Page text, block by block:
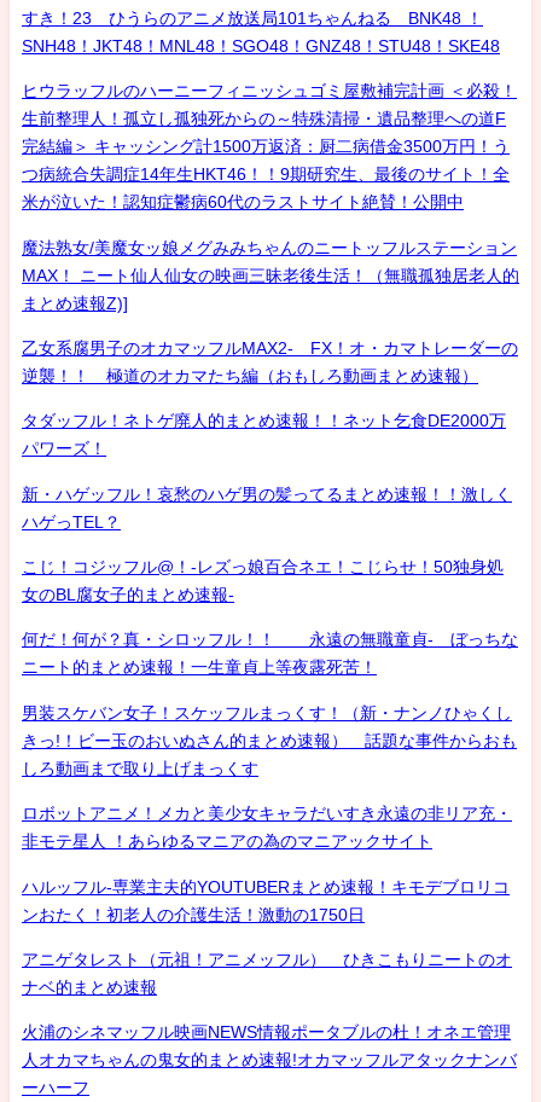
すき！23 ひうらのアニメ放送局101ちゃんねる BNK48 ！
SNH48！JKT48！MNL48！SGO48！GNZ48！STU48！SKE48
ヒウラッフルのハーニーフィニッシュゴミ屋敷補完計画 ＜必殺！
生前整理人！孤立し孤独死からの～特殊清掃・遺品整理への道F
完結編＞ キャッシング計1500万返済：厨二病借金3500万円！う
つ病統合失調症14年生HKT46！！9期研究生、最後のサイト！全
米が泣いた！認知症鬱病60代のラストサイト絶賛！公開中
魔法熟女/美魔女ッ娘メグみみちゃんのニートッフルステーション
MAX！ ニート仙人仙女の映画三昧老後生活！（無職孤独居老人的
まとめ速報Z)]
乙女系腐男子のオカマッフルMAX2- FX！オ・カマトレーダーの
逆襲！！ 極道のオカマたち編（おもしろ動画まとめ速報）
タダッフル！ネトゲ廃人的まとめ速報！！ネット乞食DE2000万
パワーズ！
新・ハゲッフル！哀愁のハゲ男の髪ってるまとめ速報！！激しく
ハゲっTEL？
こじ！コジッフル@！-レズっ娘百合ネエ！こじらせ！50独身処
女のBL腐女子的まとめ速報-
何だ！何が？真・シロッフル！！ 永遠の無職童貞- ぼっちな
ニート的まとめ速報！一生童貞上等夜露死苦！
男装スケバン女子！スケッフルまっくす！（新・ナンノひゃくし
きっ!！ビー玉のおいぬさん的まとめ速報） 話題な事件からおも
しろ動画まで取り上げまっくす
ロボットアニメ！メカと美少女キャラだいすき永遠の非リア充・
非モテ星人 ！あらゆるマニアの為のマニアックサイト
ハルッフル-専業主夫的YOUTUBERまとめ速報！キモデブロリコ
ンおたく！初老人の介護生活！激動の1750日
アニゲタレスト（元祖！アニメッフル） ひきこもりニートのオ
ナベ的まとめ速報
火浦のシネマッフル映画NEWS情報ポータブルの杜！オネエ管理
人オカマちゃんの鬼女的まとめ速報!オカマッフルアタックナンバ
ーハーフ